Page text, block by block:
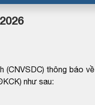
(CNVSDC) thông báo về
như sau: